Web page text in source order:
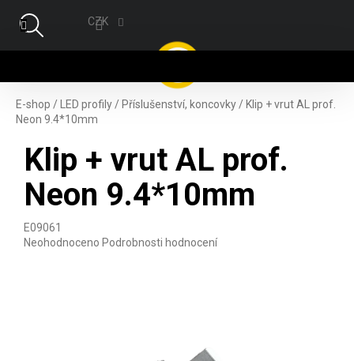
CZK
E-shop / LED profily / Příslušenství, koncovky / Klip + vrut AL prof.
Neon 9.4*10mm
Klip + vrut AL prof.
Neon 9.4*10mm
E09061
Průměrné hodnocení produktu je 0,0 z 5 hvězdiček.
Neohodnoceno Podrobnosti hodnocení